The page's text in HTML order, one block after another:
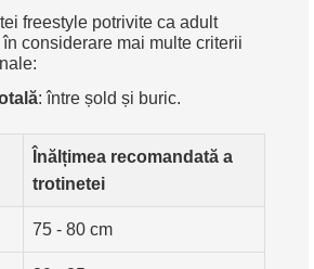
freestyle potrivite ca adult
considerare mai multe criterii
: între șold și buric.
Înălțimea recomandată a
trotinetei
75 - 80 cm